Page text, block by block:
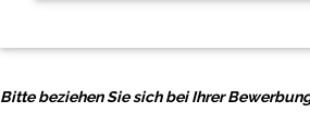
Bitte beziehen Sie sich bei Ihrer